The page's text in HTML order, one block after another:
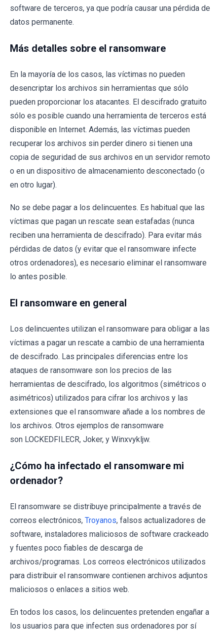
software de terceros, ya que podría causar una pérdida de
datos permanente.
Más detalles sobre el ransomware
En la mayoría de los casos, las víctimas no pueden
desencriptar los archivos sin herramientas que sólo
pueden proporcionar los atacantes. El descifrado gratuito
sólo es posible cuando una herramienta de terceros está
disponible en Internet. Además, las víctimas pueden
recuperar los archivos sin perder dinero si tienen una
copia de seguridad de sus archivos en un servidor remoto
o en un dispositivo de almacenamiento desconectado (o
en otro lugar).
No se debe pagar a los delincuentes. Es habitual que las
víctimas que pagan un rescate sean estafadas (nunca
reciben una herramienta de descifrado). Para evitar más
pérdidas de datos (y evitar que el ransomware infecte
otros ordenadores), es necesario eliminar el ransomware
lo antes posible.
El ransomware en general
Los delincuentes utilizan el ransomware para obligar a las
víctimas a pagar un rescate a cambio de una herramienta
de descifrado. Las principales diferencias entre los
ataques de ransomware son los precios de las
herramientas de descifrado, los algoritmos (simétricos o
asimétricos) utilizados para cifrar los archivos y las
extensiones que el ransomware añade a los nombres de
los archivos. Otros ejemplos de ransomware
son LOCKEDFILECR, Joker, y Winxvykljw.
¿Cómo ha infectado el ransomware mi
ordenador?
El ransomware se distribuye principalmente a través de
correos electrónicos, Troyanos, falsos actualizadores de
software, instaladores maliciosos de software crackeado
y fuentes poco fiables de descarga de
archivos/programas. Los correos electrónicos utilizados
para distribuir el ransomware contienen archivos adjuntos
maliciosos o enlaces a sitios web.
En todos los casos, los delincuentes pretenden engañar a
los usuarios para que infecten sus ordenadores por sí